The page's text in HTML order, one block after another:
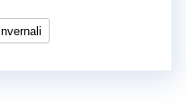
Invernali